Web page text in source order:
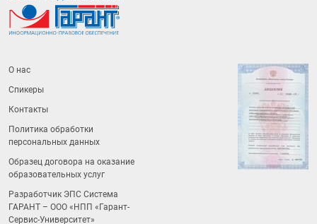
О нас
Спикеры
Контакты
Политика обработки
персональных данных
Образец договора на оказание
образовательных услуг
Разработчик ЭПС Система
ГАРАНТ – ООО «НПП « Гарант-
Сервис-Университет»